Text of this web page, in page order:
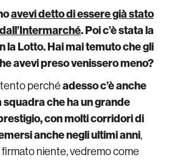
avevi detto di essere già stato
. Poi c’è stata la
la Lotto. Hai mai temuto che gli
avevi preso venissero meno?
perchéadesso c’è anche
squadra che ha un grande
con molti corridori di
anche negli ultimi anni,
niente, vedremo come